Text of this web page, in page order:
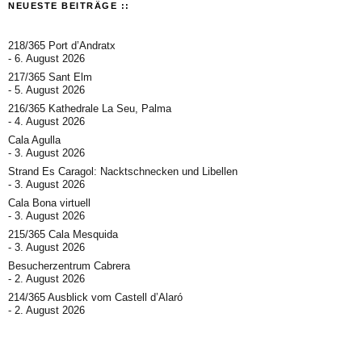
NEUESTE BEITRÄGE ::
218/365 Port d’Andratx
6. August 2026
217/365 Sant Elm
5. August 2026
216/365 Kathedrale La Seu, Palma
4. August 2026
Cala Agulla
3. August 2026
Strand Es Caragol: Nacktschnecken und Libellen
3. August 2026
Cala Bona virtuell
3. August 2026
215/365 Cala Mesquida
3. August 2026
Besucherzentrum Cabrera
2. August 2026
214/365 Ausblick vom Castell d’Alaró
2. August 2026